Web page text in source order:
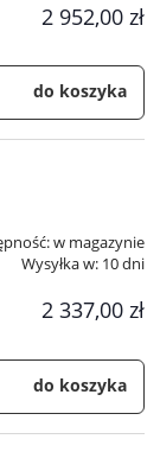
2 952,00 zł
do koszyka
w magazynie
Wysyłka w: 10 dni
2 337,00 zł
do koszyka